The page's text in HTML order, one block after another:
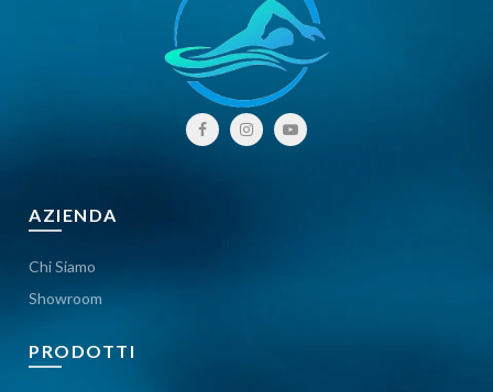
AZIENDA
Chi Siamo
Showroom
PRODOTTI